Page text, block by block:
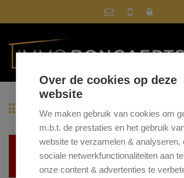
Terug naar overzicht
Helaas, dit pand is
Over de cookies op deze
website
We maken gebruik van cookies om
m.b.t. de prestaties en het gebruik
website te verzamelen & analyseren,
sociale netwerkfunctionaliteiten aan
onze content & advertenties te